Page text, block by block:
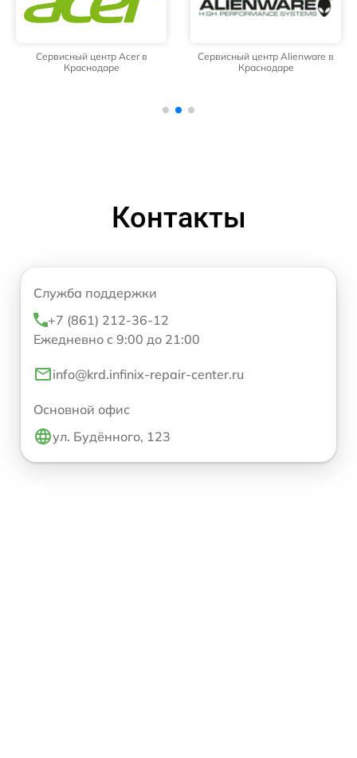
Сервисный центр Acer в
Краснодаре
Сервисный центр Alienware в
Краснодаре
Контакты
Служба поддержки
+7 (861) 212-36-12
Ежедневно с 9:00 до 21:00
info@krd.infinix-repair-center.ru
Основной офис
ул. Будённого, 123